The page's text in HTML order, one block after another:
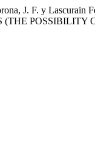
J. F. y
(THE POSSIBILITY